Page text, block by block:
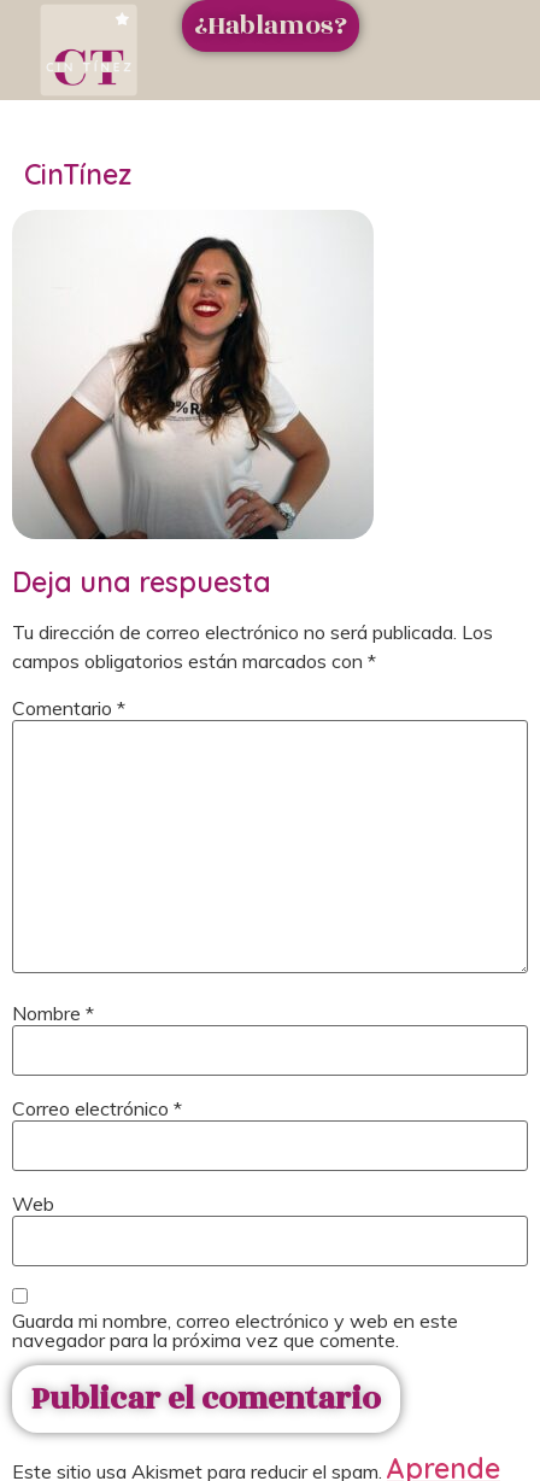
¿Hablamos?
CinTínez
Deja una respuesta
Tu dirección de correo electrónico no será publicada. Los
campos obligatorios están marcados con *
Comentario *
Nombre *
Correo electrónico *
Web
Guarda mi nombre, correo electrónico y web en este
navegador para la próxima vez que comente.
Este sitio usa Akismet para reducir el spam. Aprende